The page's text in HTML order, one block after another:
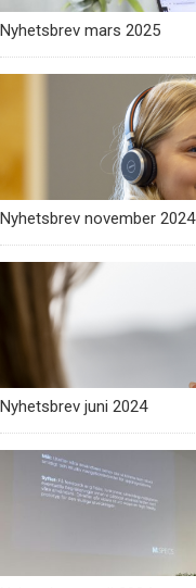
Nyhetsbrev mars 2025
Nyhetsbrev november 2024
Nyhetsbrev juni 2024